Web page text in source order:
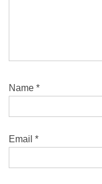
Name *
Email *